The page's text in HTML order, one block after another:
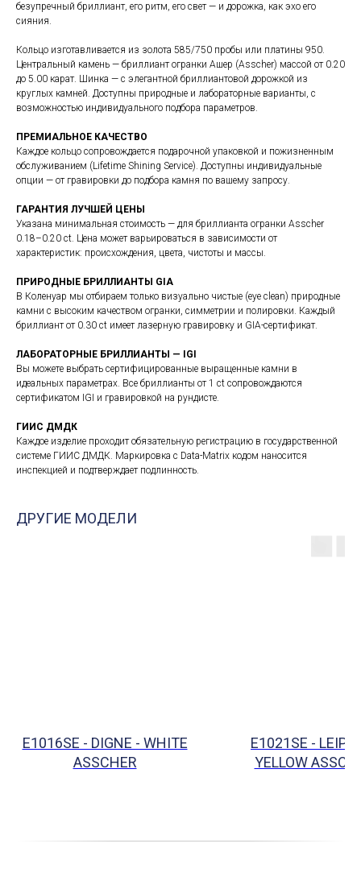
безупречный бриллиант, его ритм, его свет — и дорожка, как эхо его
сияния.
Кольцо изготавливается из золота 585/750 пробы или платины 950.
Центральный камень — бриллиант огранки Ашер (Asscher) массой от 0.20
до 5.00 карат. Шинка — с элегантной бриллиантовой дорожкой из
круглых камней. Доступны природные и лабораторные варианты, с
возможностью индивидуального подбора параметров.
ПРЕМИАЛЬНОЕ КАЧЕСТВО
Каждое кольцо сопровождается подарочной упаковкой и пожизненным
обслуживанием (Lifetime Shining Service). Доступны индивидуальные
опции — от гравировки до подбора камня по вашему запросу.
ГАРАНТИЯ ЛУЧШЕЙ ЦЕНЫ
Указана минимальная стоимость — для бриллианта огранки Asscher
0.18–0.20 ct. Цена может варьироваться в зависимости от
характеристик: происхождения, цвета, чистоты и массы.
ПРИРОДНЫЕ БРИЛЛИАНТЫ GIA
В Коленуар мы отбираем только визуально чистые (eye clean) природные
камни с высоким качеством огранки, симметрии и полировки. Каждый
бриллиант от 0.30 ct имеет лазерную гравировку и GIA-сертификат.
ЛАБОРАТОРНЫЕ БРИЛЛИАНТЫ — IGI
Вы можете выбрать сертифицированные выращенные камни в
идеальных параметрах. Все бриллианты от 1 ct сопровождаются
сертификатом IGI и гравировкой на рундисте.
ГИИС ДМДК
Каждое изделие проходит обязательную регистрацию в государственной
системе ГИИС ДМДК. Маркировка с Data-Matrix кодом наносится
инспекцией и подтверждает подлинность.
ДРУГИЕ МОДЕЛИ
E1016SE - DIGNE - WHITE
ASSCHER
E1021SE -
YELLOW